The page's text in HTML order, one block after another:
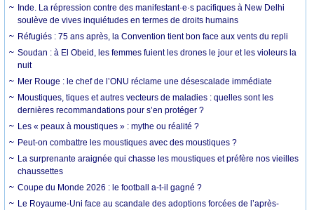
Inde. La répression contre des manifestant·e·s pacifiques à New Delhi
soulève de vives inquiétudes en termes de droits humains
Réfugiés : 75 ans après, la Convention tient bon face aux vents du repli
Soudan : à El Obeid, les femmes fuient les drones le jour et les violeurs la
nuit
Mer Rouge : le chef de l’ONU réclame une désescalade immédiate
Moustiques, tiques et autres vecteurs de maladies : quelles sont les
dernières recommandations pour s’en protéger ?
Les « peaux à moustiques » : mythe ou réalité ?
Peut-on combattre les moustiques avec des moustiques ?
La surprenante araignée qui chasse les moustiques et préfère nos vieilles
chaussettes
Coupe du Monde 2026 : le football a-t-il gagné ?
Le Royaume-Uni face au scandale des adoptions forcées de l’après-